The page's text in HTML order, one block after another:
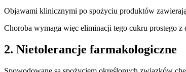
Objawami klinicznymi po spożyciu produktów
Choroba wymaga więc eliminacji tego cukru prostego
2. Nietolerancje farmakologiczne